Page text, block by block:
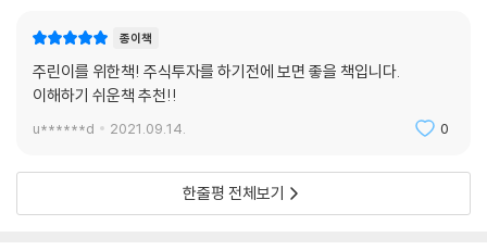
종이책
주린이를 위한책! 주식투자를 하기전에 보면 좋을 책입니다.
이해하기 쉬운책 추천!!
u******d 2021.09.14. 0
한줄평 전체보기